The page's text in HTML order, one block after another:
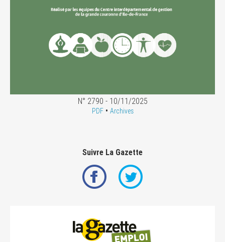
N° 2790 - 10/11/2025
PDF• Archives
Suivre La Gazette